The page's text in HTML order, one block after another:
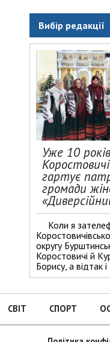
Вибір редакції
Уже 10
гартує
громади
Коли я
округу
Коростовичі й
Борису, а відтак
СВІТ СПОРТ